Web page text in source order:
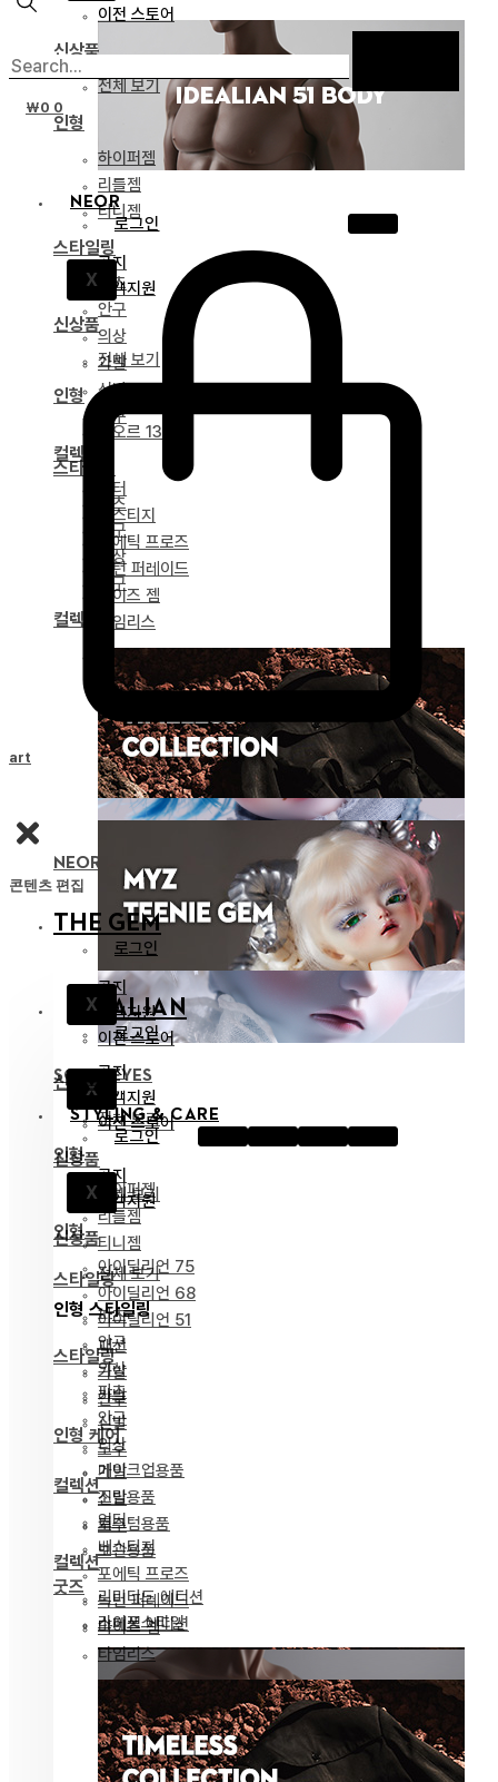
NEOR
로그인
X
공지
고객지원
신상품
전체 보기
인형
네오르 13
스타일링
파츠
안구
의상
도구
컬렉션
드리티아 연대기
NEOR 13 BODY
SOOM EYES
STYLING & CARE
로그인
X
공지
고객지원
신상품
전체 보기
인형 스타일링
패션
가발
안구
인형 케어
메이크업용품
조립용품
커스텀용품
보관용품
굿즈
라이프스타일
이전 스토어
신상품
전체 보기
인형
하이퍼젬
리틀젬
티니젬
스타일링
파츠
안구
의상
가발
신발
도구
컬렉션
얼터
베스티지
포에틱 프로즈
녹턴 퍼레이드
마이즈 젬
타임리스
IDEALIAN
로그인
X
공지
고객지원
이전 스토어
신상품
전체 보기
인형
아이딜리언 75
아이딜리언 68
아이딜리언 51
스타일링
파츠
안구
의상
가발
신발
도구
컬렉션
리미티드 에디션
스페셜 에디션
₩0 0
콘텐츠 편집
THE GEM
로그인
X
공지
고객지원
이전 스토어
신상품
전체 보기
인형
하이퍼젬
리틀젬
티니젬
스타일링
파츠
안구
의상
가발
신발
도구
컬렉션
얼터
베스티지
포에틱 프로즈
녹턴 퍼레이드
마이즈 젬
타임리스